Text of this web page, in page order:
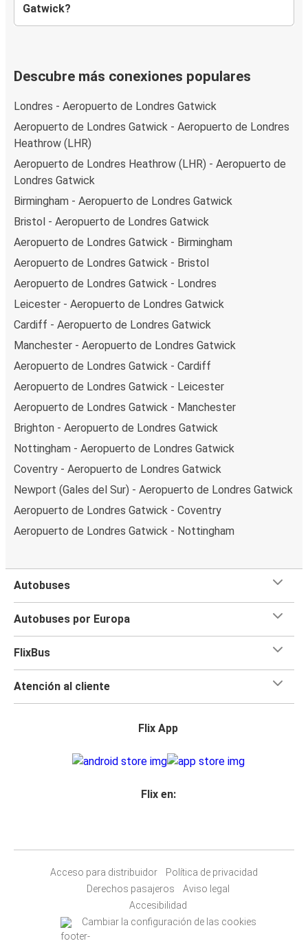
Gatwick?
Descubre más conexiones populares
Londres - Aeropuerto de Londres Gatwick
Aeropuerto de Londres Gatwick - Aeropuerto de Londres
Heathrow (LHR)
Aeropuerto de Londres Heathrow (LHR) - Aeropuerto de
Londres Gatwick
Birmingham - Aeropuerto de Londres Gatwick
Bristol - Aeropuerto de Londres Gatwick
Aeropuerto de Londres Gatwick - Birmingham
Aeropuerto de Londres Gatwick - Bristol
Aeropuerto de Londres Gatwick - Londres
Leicester - Aeropuerto de Londres Gatwick
Cardiff - Aeropuerto de Londres Gatwick
Manchester - Aeropuerto de Londres Gatwick
Aeropuerto de Londres Gatwick - Cardiff
Aeropuerto de Londres Gatwick - Leicester
Aeropuerto de Londres Gatwick - Manchester
Brighton - Aeropuerto de Londres Gatwick
Nottingham - Aeropuerto de Londres Gatwick
Coventry - Aeropuerto de Londres Gatwick
Newport (Gales del Sur) - Aeropuerto de Londres Gatwick
Aeropuerto de Londres Gatwick - Coventry
Aeropuerto de Londres Gatwick - Nottingham
Autobuses
Autobuses por Europa
FlixBus
Atención al cliente
Flix App
Flix en:
Acceso para distribuidor
Política de privacidad
Derechos pasajeros
Aviso legal
Accesibilidad
Cambiar la configuración de las cookies